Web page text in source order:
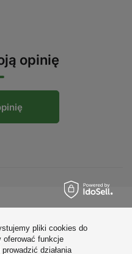
opinię
pliki cookies do
oferować funkcje
działania